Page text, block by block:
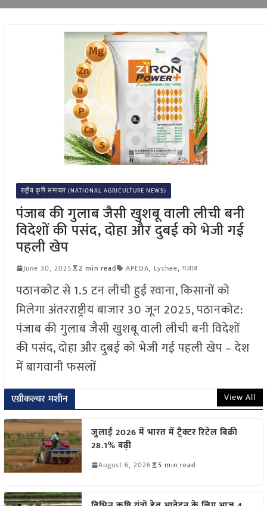
राष्ट्रीय कृषि समाचार (NATIONAL AGRICULTURE NEWS)
पंजाब की गुलाब जैसी खुशबू वाली लीची बनी
विदेशों की पसंद, दोहा और दुबई को भेजी गई
पहली खेप
June 30, 2025 2 min read APEDA, Lychee, पंजाब
पठानकोट से 1.5 टन लीची हुई रवाना, किसानों को
मिलेगा अंतरराष्ट्रीय बाजार 30 जून 2025, पठानकोट:
पंजाब की गुलाब जैसी खुशबू वाली लीची बनी विदेशों
की पसंद, दोहा और दुबई को भेजी गई पहली खेप – देश
में बागवानी फसलों
एग्रीकल्चर मशीन View All
जुलाई 2026 में भारत में ट्रैक्टर रिटेल बिक्री
28.1% बढ़ी
August 6, 2026 5 min read